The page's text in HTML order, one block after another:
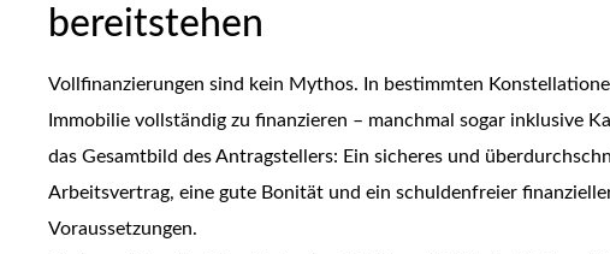
bereitstehen
Vollfinanzierungen sind kein Mythos. In bestimmten
Immobilie vollständig zu finanzieren – manchmal sogar inklusive
das Gesamtbild des Antragstellers: Ein sicheres und
Arbeitsvertrag, eine gute Bonität und ein schuldenfreier
Voraussetzungen.